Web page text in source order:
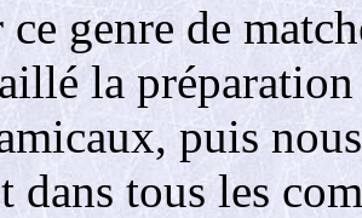
genre de
la
puis
dans tous les